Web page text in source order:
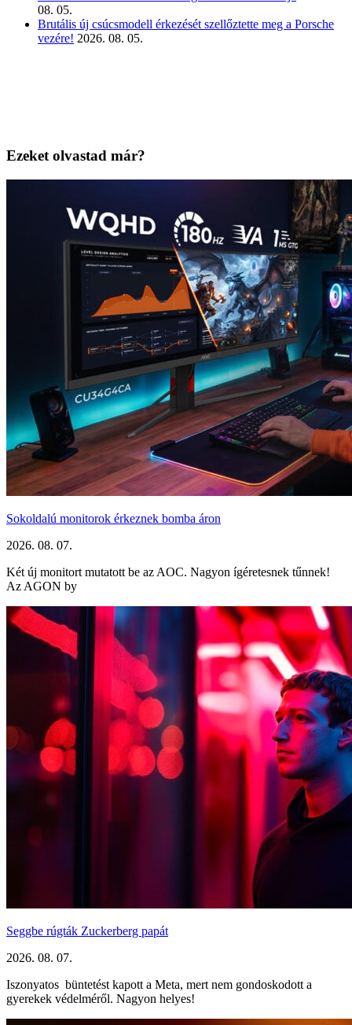
08. 05.
Brutális új csúcsmodell érkezését szellőztette meg a Porsche
vezére! 2026. 08. 05.
Ezeket olvastad már?
Sokoldalú monitorok érkeznek bomba áron
2026. 08. 07.
Két új monitort mutatott be az AOC. Nagyon ígéretesnek tűnnek!
Az AGON by
Seggbe rúgták Zuckerberg papát
2026. 08. 07.
Iszonyatos büntetést kapott a Meta, mert nem gondoskodott a
gyerekek védelméről. Nagyon helyes!